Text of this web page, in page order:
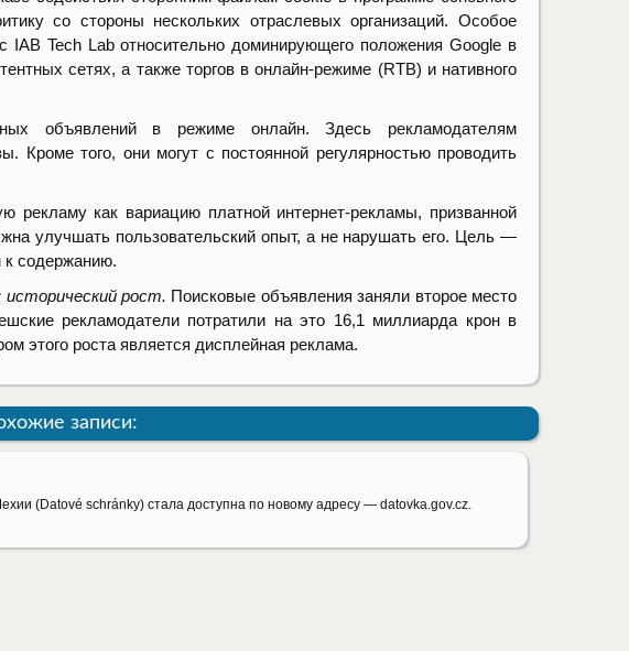
со стороны нескольких отраслевых организаций. Особое
IAB Tech Lab относительно доминирующего положения Google в
сетях, а также торгов в онлайн-режиме (RTB) и нативного
объявлений в режиме онлайн. Здесь рекламодателям
Кроме того, они могут с постоянной регулярностью проводить
рекламу как вариацию платной интернет-рекламы, призванной
улучшать пользовательский опыт, а не нарушать его. Цель —
к содержанию.
исторический рост. Поисковые объявления заняли второе место
рекламодатели потратили на это 16,1 миллиарда крон в
этого роста является дисплейная реклама.
записи:
(Datové schránky) стала доступна по новому адресу — datovka.gov.cz.